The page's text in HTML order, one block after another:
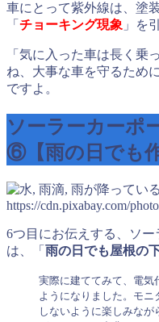
車にとって紫外線は、塗
「 チョーキング現象 」を
「気に入った車は長く乗
ね、大事な車を守るため
ですよ。
ソーラーカーポ
⑥【雨の日でも
https://cdn.pixabay.com/
6つ目にお伝えする、ソ
は、「 雨の日でも屋根の
実際に建ててみて、電気
ようになりました。モ
しないように楽しみな